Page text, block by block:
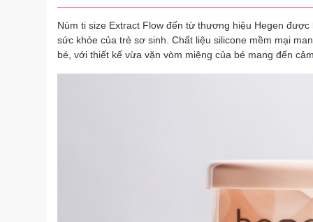
Núm ti size Extract Flow đến từ thương hiệu Hegen
sức khỏe của trẻ sơ sinh. Chất liệu silicone mềm mại
bé, với thiết kế vừa vặn vòm miệng của bé mang đến